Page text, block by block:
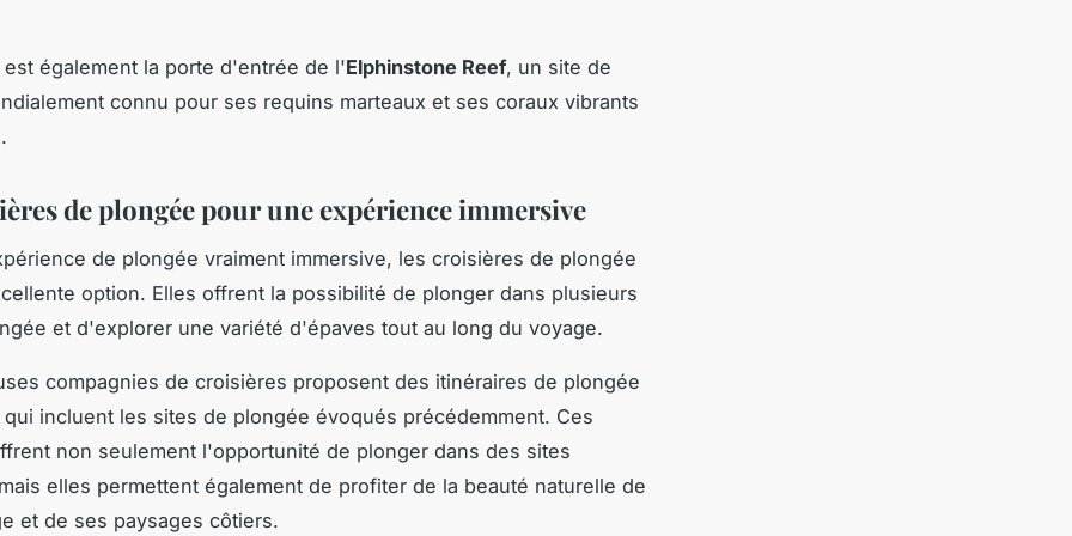
est également la porte d'entrée de l'Elphinstone Reef, un site de
connu pour ses requins marteaux et ses coraux vibrants
de plongée pour une expérience immersive
de plongée vraiment immersive, les croisières de plongée
option. Elles offrent la possibilité de plonger dans plusieurs
et d'explorer une variété d'épaves tout au long du voyage.
compagnies de croisières proposent des itinéraires de plongée
incluent les sites de plongée évoqués précédemment. Ces
non seulement l'opportunité de plonger dans des sites
elles permettent également de profiter de la beauté naturelle de
et de ses paysages côtiers.